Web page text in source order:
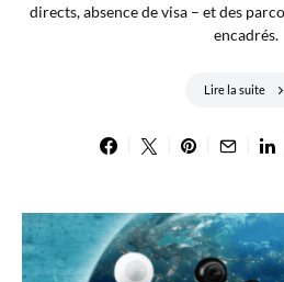
directs, absence de visa – et des
encadrés.
Lire la suite